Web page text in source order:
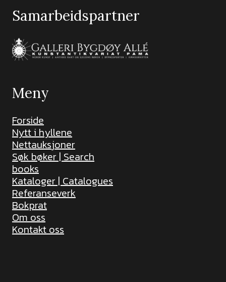
Samarbeidspartner
Meny
Forside
Nytt i hyllene
Nettauksjoner
Søk bøker | Search
books
Kataloger | Catalogues
Referanseverk
Bokprat
Om oss
Kontakt oss